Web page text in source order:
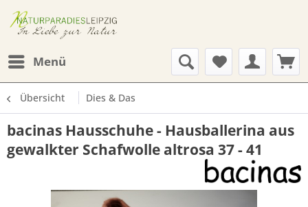
Menü
Übersicht Dies & Das
bacinas Hausschuhe - Hausballerina aus
gewalkter Schafwolle altrosa 37 - 41